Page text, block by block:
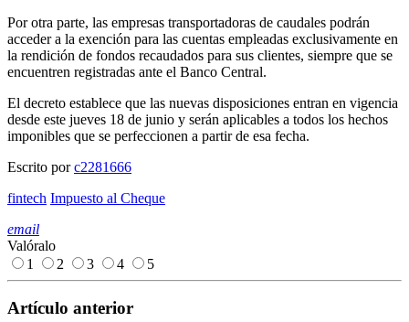
Por otra parte, las empresas transportadoras de caudales podrán
acceder a la exención para las cuentas empleadas exclusivamente en
la rendición de fondos recaudados para sus clientes, siempre que se
encuentren registradas ante el Banco Central.
El decreto establece que las nuevas disposiciones entran en vigencia
desde este jueves 18 de junio y serán aplicables a todos los hechos
imponibles que se perfeccionen a partir de esa fecha.
Escrito porc2281666
fintech Impuesto al Cheque
email
Valóralo
1
2 3 4 5
Artículo anterior